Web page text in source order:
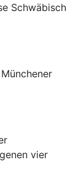
Schwäbisch
vier